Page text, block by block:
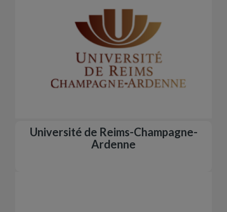
Université de Reims-Champagne-
Ardenne